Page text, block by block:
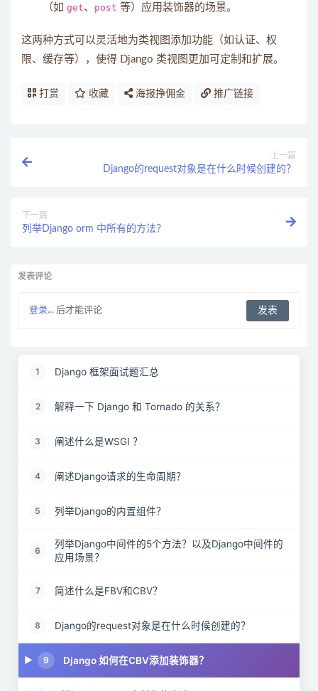
（如 get、 post 等）应用装饰器的场景。
这两种方式可以灵活地为类视图添加功能（如认证、权
限、缓存等），使得 Django 类视图更加可定制和扩展。
打赏 收藏 海报挣佣金 推广链接
上一篇
Django的request对象是在什么时候创建的？
下一篇
列举Django orm 中所有的方法？
发表评论
登录... 后才能评论
1 Django 框架面试题汇总
2 解释一下 Django 和 Tornado 的关系？
3 阐述什么是WSGI ？
4 阐述Django请求的生命周期？
5 列举Django的内置组件？
6
列举Django中间件的5个方法？以及Django中间件的
应用场景？
7 简述什么是FBV和CBV？
8 Django的request对象是在什么时候创建的？
9 Django 如何在CBV添加装饰器？